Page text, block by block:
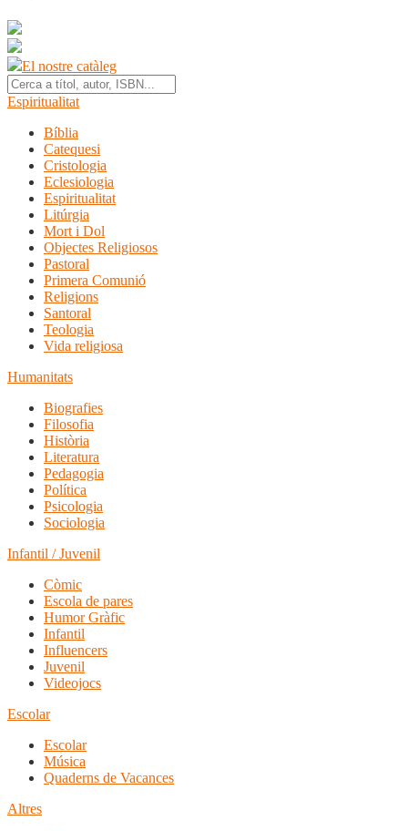
El nostre catàleg
Espiritualitat
Bíblia
Catequesi
Cristologia
Eclesiologia
Espiritualitat
Litúrgia
Mort i Dol
Objectes Religiosos
Pastoral
Primera Comunió
Religions
Santoral
Teologia
Vida religiosa
Humanitats
Biografies
Filosofia
Història
Literatura
Pedagogia
Política
Psicologia
Sociologia
Infantil / Juvenil
Còmic
Escola de pares
Humor Gràfic
Infantil
Influencers
Juvenil
Videojocs
Escolar
Escolar
Música
Quaderns de Vacances
Altres